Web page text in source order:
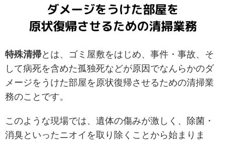
特殊清掃とは、ゴミ屋敷をはじめ、事件・事故、そ
して病死を含めた孤独死などが原因でなんらかのダ
メージをうけた部屋を原状復帰させるための清掃業
務のことです。
このような現場では、遺体の傷みが激しく、除菌・
消臭といったニオイを取り除くことから始まりま